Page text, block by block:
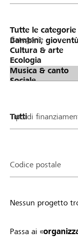
Categorie
Tipo di
Codice postale
Nessun progetto
Passa ai «